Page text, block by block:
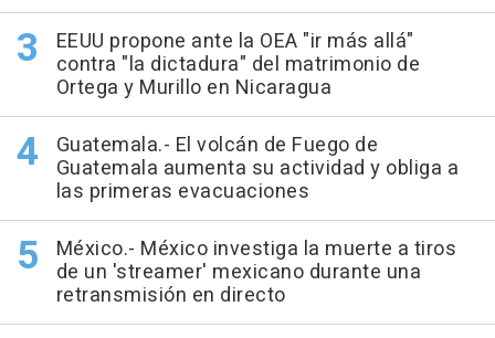
EEUU propone ante la OEA "ir más allá"
contra "la dictadura" del matrimonio de
Ortega y Murillo en Nicaragua
Guatemala.- El volcán de Fuego de
Guatemala aumenta su actividad y obliga a
las primeras evacuaciones
México.- México investiga la muerte a tiros
de un 'streamer' mexicano durante una
retransmisión en directo